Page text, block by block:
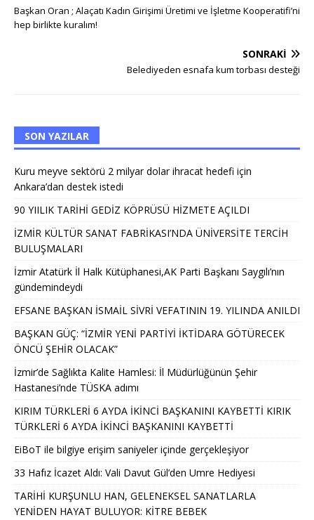
Başkan Oran ; Alaçatı Kadın Girişimi Üretimi ve İşletme Kooperatifi’ni
hep birlikte kuralım!
SONRAKI
Belediyeden esnafa kum torbası desteği
SON YAZILAR
Kuru meyve sektörü 2 milyar dolar ihracat hedefi için
Ankara’dan destek istedi
90 YIILIK TARİHİ GEDİZ KÖPRÜSÜ HİZMETE AÇILDI
İZMİR KÜLTÜR SANAT FABRİKASI’NDA ÜNİVERSİTE TERCİH
BULUŞMALARI
İzmir Atatürk İl Halk Kütüphanesi,AK Parti Başkanı Saygılı’nın
gündemindeydi
EFSANE BAŞKAN İSMAİL SİVRİ VEFATININ 19. YILINDA ANILDI
BAŞKAN GÜÇ: “İZMİR YENİ PARTİYİ İKTİDARA GÖTÜRECEK
ÖNCÜ ŞEHİR OLACAK”
İzmir’de Sağlıkta Kalite Hamlesi: İl Müdürlüğünün Şehir
Hastanesi’nde TÜSKA adımı
KIRIM TÜRKLERİ 6 AYDA İKİNCİ BAŞKANINI KAYBETTİ KIRIK
TÜRKLERİ 6 AYDA İKİNCİ BAŞKANINI KAYBETTİ
EiBoT ile bilgiye erişim saniyeler içinde gerçekleşiyor
33 Hafız İcazet Aldı: Vali Davut Gül’den Umre Hediyesi
TARİHİ KURŞUNLU HAN, GELENEKSEL SANATLARLA
YENİDEN HAYAT BULUYOR: KİTRE BEBEK